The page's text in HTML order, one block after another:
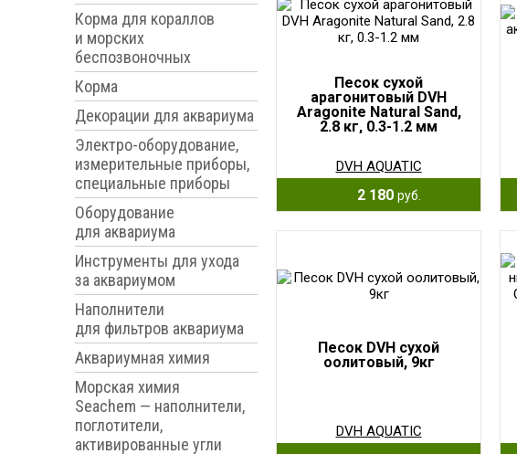
Корма для кораллов
и морских
беспозвоночных
Корма
Декорации для аквариума
Электро-оборудование,
измерительные приборы,
специальные приборы
Оборудование
для аквариума
Инструменты для ухода
за аквариумом
Наполнители
для фильтров аквариума
Аквариумная химия
Морская химия
Seachem — наполнители,
поглотители,
активированные угли
Песок сухой
арагонитовый DVH
Aragonite Natural Sand,
2.8 кг, 0.3-1.2 мм
DVH AQUATIC
2 180 руб.
Песок DVH сухой
оолитовый, 9кг
DVH AQUATIC